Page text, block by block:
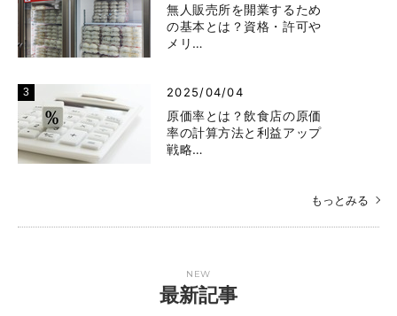
無人販売所を開業するため
の基本とは？資格・許可や
メリ…
2025/04/04
原価率とは？飲食店の原価
率の計算方法と利益アップ
戦略…
もっとみる
NEW
最新記事